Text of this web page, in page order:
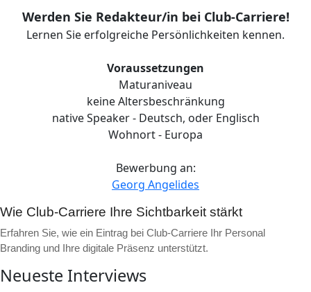
Werden Sie Redakteur/in bei Club-Carriere!
Lernen Sie erfolgreiche Persönlichkeiten kennen.
Voraussetzungen
Maturaniveau
keine Altersbeschränkung
native Speaker - Deutsch, oder Englisch
Wohnort - Europa
Bewerbung an:
Georg Angelides
Wie Club-Carriere Ihre Sichtbarkeit stärkt
Erfahren Sie, wie ein Eintrag bei Club-Carriere Ihr Personal
Branding und Ihre digitale Präsenz unterstützt.
▶
Neueste Interviews